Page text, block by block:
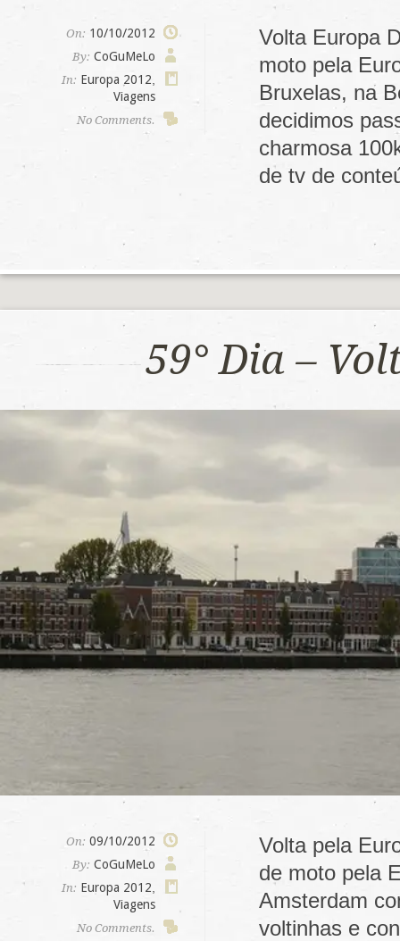
On: 10/10/2012
By: CoGuMeLo
In: Europa 2012
Viagens
No Comments.
Volta Europa
moto pela
Bruxelas, na
decidimos
charmosa
de tv de
59° Dia –
On: 09/10/2012
By: CoGuMeLo
In: Europa 2012
Viagens
No Comments.
Volta pela
de moto pela
Amsterdam
voltinhas e